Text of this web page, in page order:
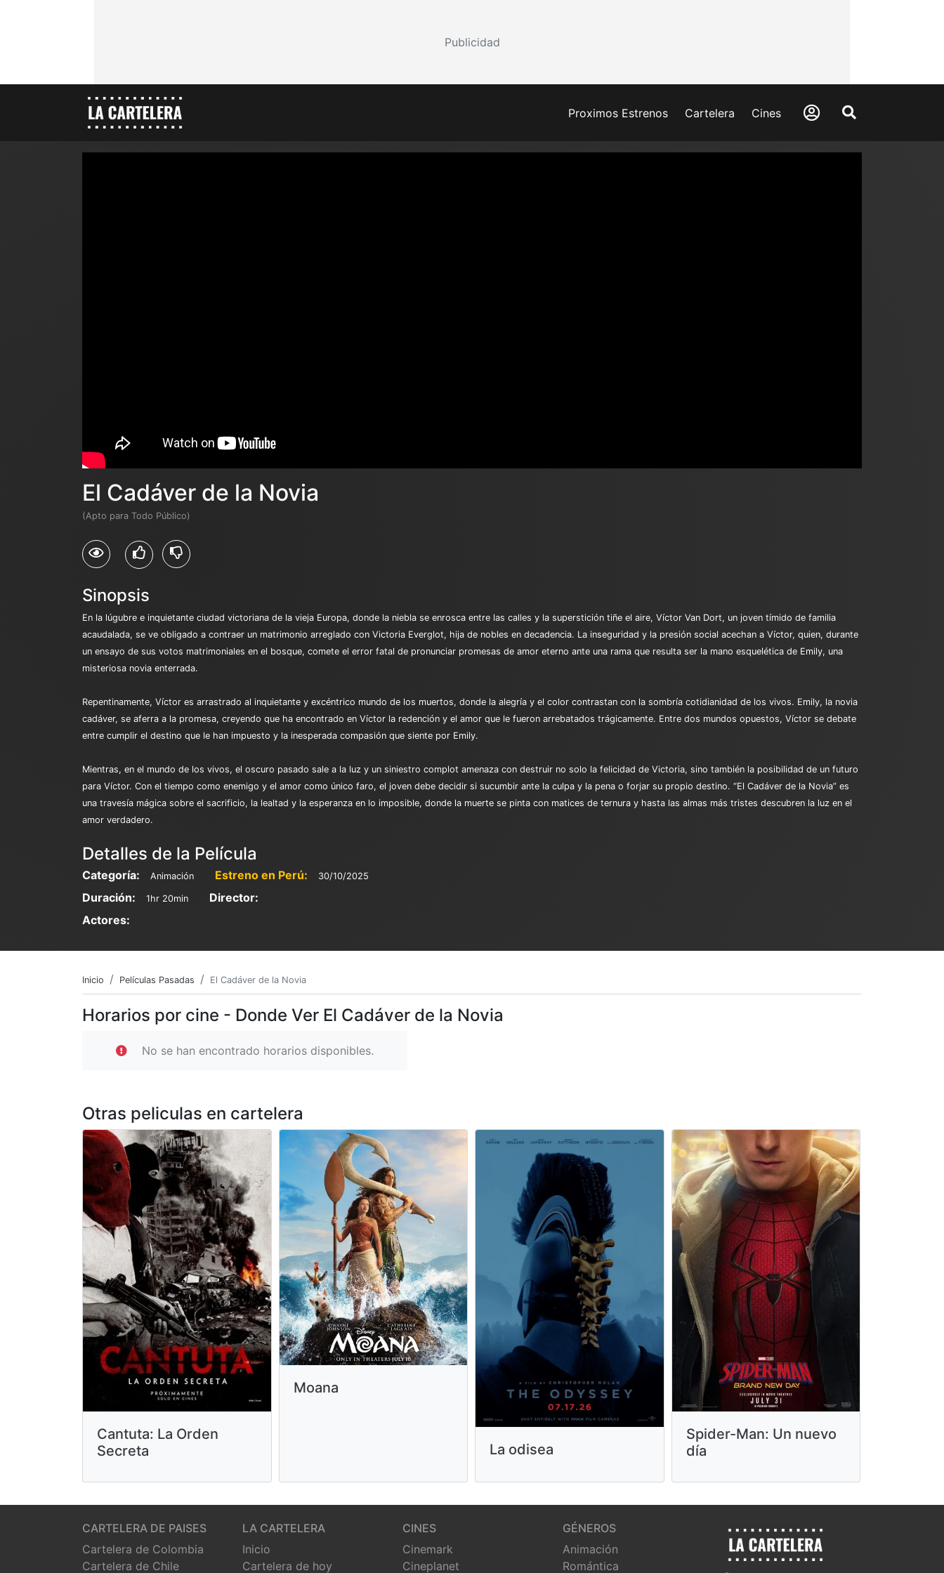
Publicidad
Proximos Estrenos Cartelera Cines
El Cadáver de la Novia
(Apto para Todo Público)
Sinopsis
En la lúgubre e inquietante ciudad victoriana de la vieja Europa, donde la niebla se enrosca entre las calles y la superstición tiñe el aire, Víctor Van Dort, un joven tímido de familia
acaudalada, se ve obligado a contraer un matrimonio arreglado con Victoria Everglot, hija de nobles en decadencia. La inseguridad y la presión social acechan a Víctor, quien, durante
un ensayo de sus votos matrimoniales en el bosque, comete el error fatal de pronunciar promesas de amor eterno ante una rama que resulta ser la mano esquelética de Emily, una
misteriosa novia enterrada.
Repentinamente, Víctor es arrastrado al inquietante y excéntrico mundo de los muertos, donde la alegría y el color contrastan con la sombría cotidianidad de los vivos. Emily, la novia
cadáver, se aferra a la promesa, creyendo que ha encontrado en Víctor la redención y el amor que le fueron arrebatados trágicamente. Entre dos mundos opuestos, Víctor se debate
entre cumplir el destino que le han impuesto y la inesperada compasión que siente por Emily.
Mientras, en el mundo de los vivos, el oscuro pasado sale a la luz y un siniestro complot amenaza con destruir no solo la felicidad de Victoria, sino también la posibilidad de un futuro
para Víctor. Con el tiempo como enemigo y el amor como único faro, el joven debe decidir si sucumbir ante la culpa y la pena o forjar su propio destino. “El Cadáver de la Novia” es
una travesía mágica sobre el sacrificio, la lealtad y la esperanza en lo imposible, donde la muerte se pinta con matices de ternura y hasta las almas más tristes descubren la luz en el
amor verdadero.
Detalles de la Película
Categoría: Animación Estreno en Perú: 30/10/2025
Duración: 1hr 20min
Director:
Actores:
Inicio Películas Pasadas El Cadáver de la Novia
Horarios por cine - Donde Ver El Cadáver de la Novia
No se han encontrado horarios disponibles.
Otras peliculas en cartelera
Cantuta: La Orden
Secreta
Moana
La odisea
Spider-Man: Un nuevo
día
CARTELERA DE PAISES
Cartelera de Colombia
Cartelera de Chile
LA CARTELERA
Inicio
Cartelera de hoy
CINES
Cinemark
Cineplanet
GÉNEROS
Animación
Romántica